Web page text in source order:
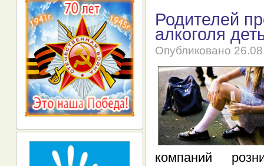
Родителей
алкоголя
Опубликовано
компаний